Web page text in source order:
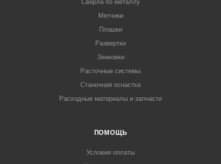
Сверла по металлу
Метчики
Плашки
Развертки
Зенковки
Расточные системы
Станочная оснастка
Расходные материалы и запчасти
ПОМОЩЬ
Условия оплаты